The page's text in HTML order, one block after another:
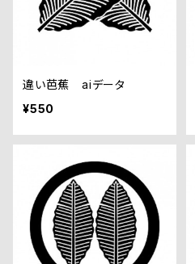
違い芭蕉 aiデータ
¥550